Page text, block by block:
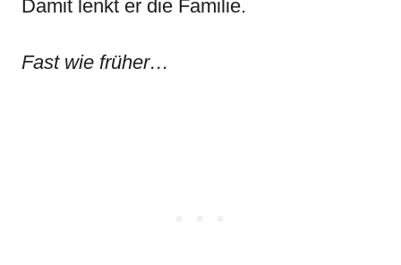
Damit lenkt er die Familie.
Fast wie früher…